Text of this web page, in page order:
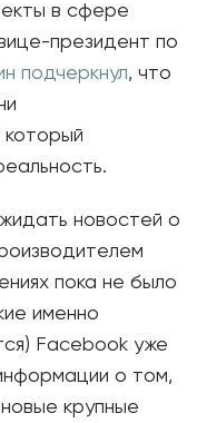
в сфере
президент по
подчеркнул, что
новостей о
пока не было
именно
Facebook уже
о том,
крупные